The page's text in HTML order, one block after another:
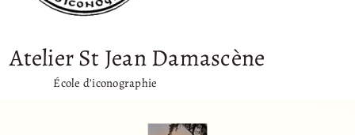
Atelier St Jean Damascène
École d’iconographie